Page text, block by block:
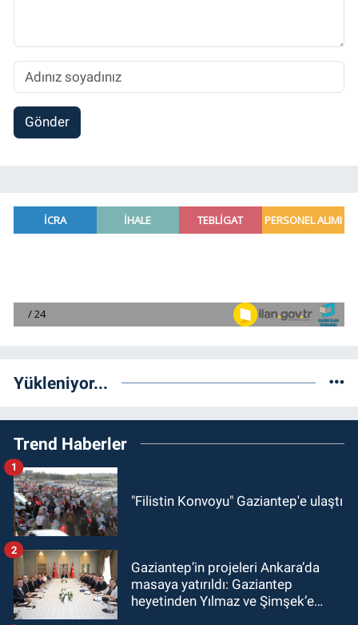
Gönder
Yükleniyor...
Trend Haberler
"Filistin Konvoyu" Gaziantep'e ulaştı
1
Gaziantep’in projeleri Ankara’da
masaya yatırıldı: Gaziantep
heyetinden Yılmaz ve Şimşek’e
2